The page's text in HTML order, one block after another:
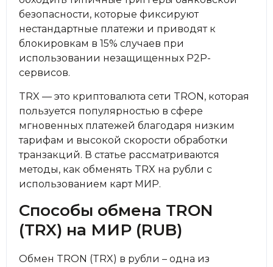
безопасности, которые фиксируют
нестандартные платежи и приводят к
блокировкам в 15% случаев при
использовании незащищенных P2P-
сервисов.
TRX — это криптовалюта сети TRON, которая
пользуется популярностью в сфере
мгновенных платежей благодаря низким
тарифам и высокой скорости обработки
транзакций. В статье рассматриваются
методы, как обменять TRX на рубли с
использованием карт МИР.
Способы обмена TRON
(TRX) на МИР (RUB)
Обмен TRON (TRX) в рубли – одна из